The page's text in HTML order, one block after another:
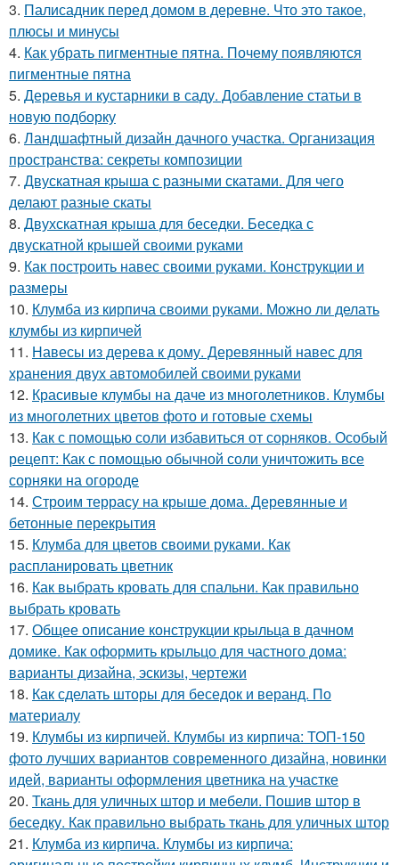
3. Палисадник перед домом в деревне. Что это такое,
плюсы и минусы
4. Как убрать пигментные пятна. Почему появляются
пигментные пятна
5. Деревья и кустарники в саду. Добавление статьи в
новую подборку
6. Ландшафтный дизайн дачного участка. Организация
пространства: секреты композиции
7. Двускатная крыша с разными скатами. Для чего
делают разные скаты
8. Двухскатная крыша для беседки. Беседка с
двускатной крышей своими руками
9. Как построить навес своими руками. Конструкции и
размеры
10. Клумба из кирпича своими руками. Можно ли делать
клумбы из кирпичей
11. Навесы из дерева к дому. Деревянный навес для
хранения двух автомобилей своими руками
12. Красивые клумбы на даче из многолетников. Клумбы
из многолетних цветов фото и готовые схемы
13. Как с помощью соли избавиться от сорняков. Особый
рецепт: Как с помощью обычной соли уничтожить все
сорняки на огороде
14. Строим террасу на крыше дома. Деревянные и
бетонные перекрытия
15. Клумба для цветов своими руками. Как
распланировать цветник
16. Как выбрать кровать для спальни. Как правильно
выбрать кровать
17. Общее описание конструкции крыльца в дачном
домике. Как оформить крыльцо для частного дома:
варианты дизайна, эскизы, чертежи
18. Как сделать шторы для беседок и веранд. По
материалу
19. Клумбы из кирпичей. Клумбы из кирпича: ТОП-150
фото лучших вариантов современного дизайна, новинки
идей, варианты оформления цветника на участке
20. Ткань для уличных штор и мебели. Пошив штор в
беседку. Как правильно выбрать ткань для уличных штор
21. Клумба из кирпича. Клумбы из кирпича: